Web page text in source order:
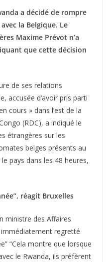
a décidé de rompre
la Belgique. Le
Maxime Prévot n’a
que cette décision
de ses relations
accusée d’avoir pris parti
cours » dans l’est de la
(RDC), a indiqué le
étrangères sur les
belges présents au
pays dans les 48 heures,
réagit Bruxelles
ministre des Affaires
regretté
“Cela montre que lorsque
le Rwanda, ils préfèrent